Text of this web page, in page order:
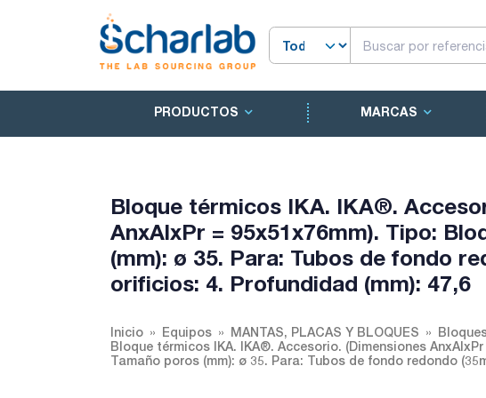
PRODUCTOS MARCAS
Bloque térmicos IKA. IKA®.
AnxAlxPr = 95x51x76mm). Tipo:
(mm): ø 35. Para: Tubos de fondo
orificios: 4. Profundidad (mm): 47,6
Inicio Equipos MANTAS, PLACAS Y BLOQUES
Bloque térmicos IKA. IKA®. Accesorio. (Dimensiones
Tamaño poros (mm): ø 35. Para: Tubos de fondo redondo